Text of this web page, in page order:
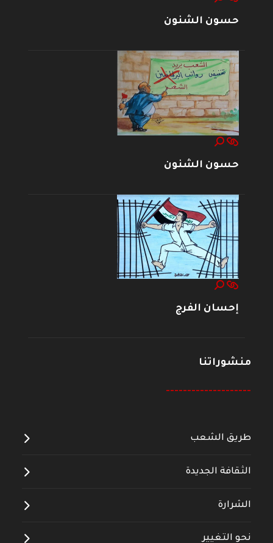
حسون الشنون
حسون الشنون
إحسان الفرج
منشوراتنا
--------------------
طريق الشعب
الثقافة الجديدة
الشرارة
نحو التغيير